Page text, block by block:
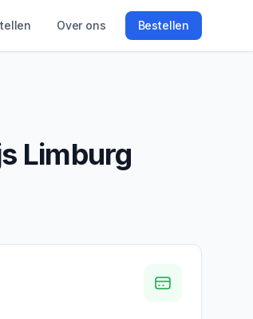
Over ons Bestellen
Limburg